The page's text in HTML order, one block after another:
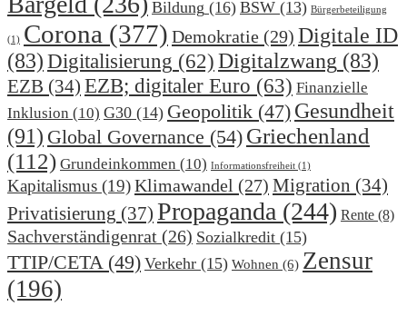
Bildung (16) BSW (13) Bürgerbeteiligung
(1) Corona (377) Demokratie (29) Digitale ID
(83) Digitalisierung (62) Digitalzwang (83)
EZB (34) EZB; digitaler Euro (63) Finanzielle
Inklusion (10) G30 (14) Geopolitik (47) Gesundheit
(91) Global Governance (54) Griechenland
(112) Grundeinkommen (10) Informationsfreiheit (1)
Kapitalismus (19)Klimawandel (27) Migration (34)
Privatisierung (37) Propaganda (244) Rente (8)
Sachverständigenrat (26) Sozialkredit (15)
TTIP/CETA(49) Verkehr (15) Wohnen (6) Zensur
(196)